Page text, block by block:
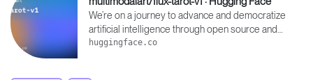
We’re on a journey to advance and democratize
artificial intelligence through open source and
open science.
huggingface.co